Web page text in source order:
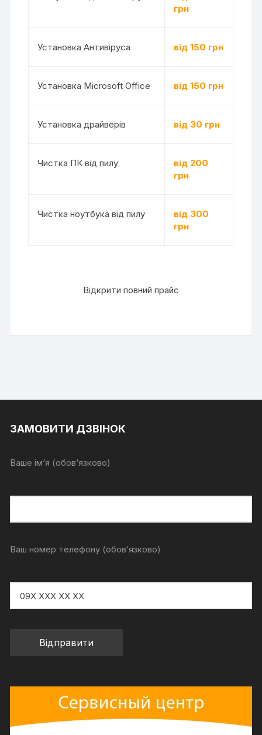
грн
Установка Антивіруса від 150 грн
Установка Microsoft Office від 150 грн
Установка драйверів від 30 грн
Чистка ПК від пилу
від 200
грн
Чистка ноутбука від пилу
від 300
грн
Відкрити повний прайс
ЗАМОВИТИ ДЗВІНОК
Ваше ім‘я (обов‘язково)
Ваш номер телефону (обов‘язково)